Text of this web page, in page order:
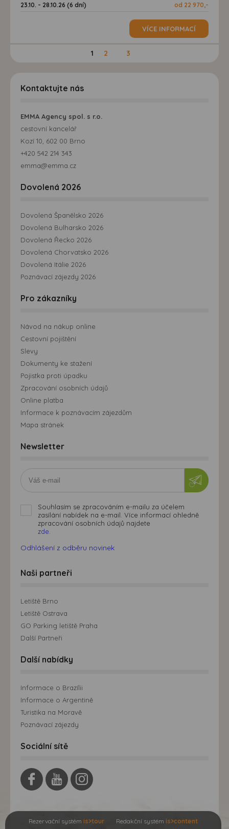
23.10. - 28.10.26 (6 dní) od 22 970,-
VÍCE INFORMACÍ
1 2 3
Kontaktujte nás
EMMA Agency spol. s r.o.
cestovní kancelář
Kozí 10, 602 00 Brno
+420 542 214 343
emma@emma.cz
Dovolená 2026
Dovolená Španělsko 2026
Dovolená Bulharsko 2026
Dovolená Řecko 2026
Dovolená Chorvatsko 2026
Dovolená Itálie 2026
Poznávací zájezdy 2026
Pro zákazníky
Návod na nákup online
Cestovní pojištění
Slevy
Dokumenty ke stažení
Pojistka proti úpadku
Zpracování osobních údajů
Online platba
Informace k poznávacím zájezdům
Mapa stránek
Newsletter
Souhlasím se zpracováním e-mailu za účelem
zasílání nabídek na e-mail. Více informací ohledně
zpracování osobních údajů najdete
zde.
Odhlášení z odběru novinek
Naši partneři
Letiště Brno
Letiště Ostrava
GO Parking letiště Praha
Další Partneři
Další nabídky
Informace o Brazílii
Informace o Argentině
Turistika na Moravě
Poznávací zájezdy
Sociální sítě
Rezervační systém is>tour Redakční systém is>content